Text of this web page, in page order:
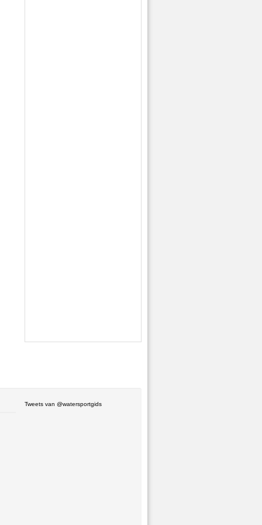
Tweets van @watersportgids